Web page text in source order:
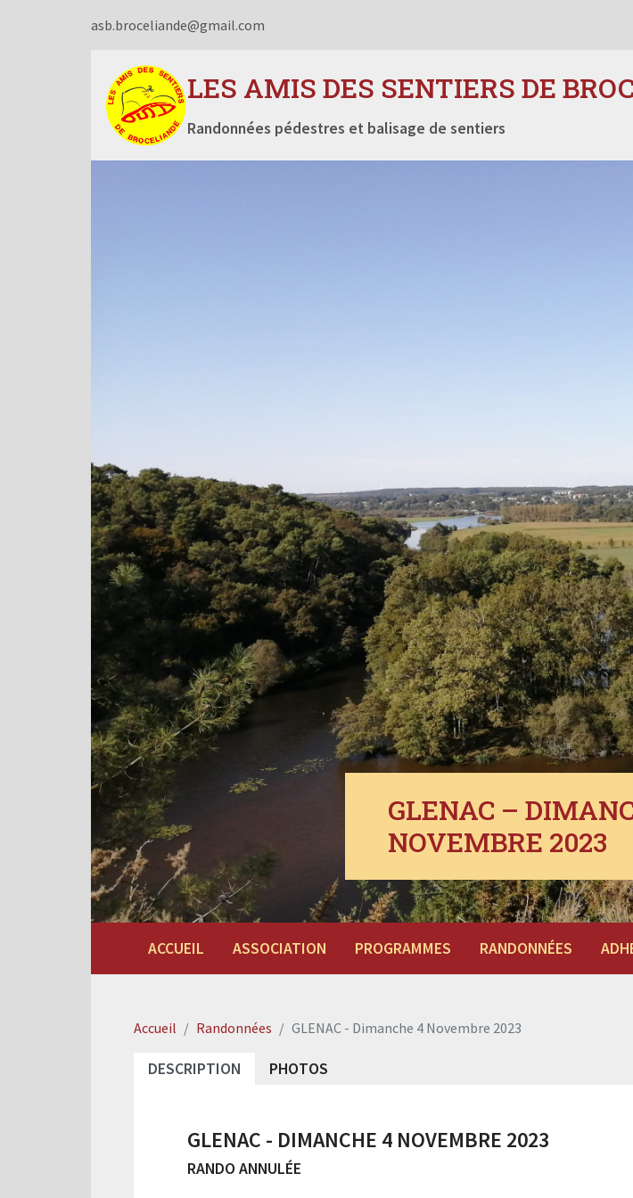
asb.broceliande@gmail.com
LES AMIS DES SENTIERS DE
Randonnées pédestres et balisage de sentiers
GLENAC –
NOVEMBRE 2023
ACCUEIL ASSOCIATION PROGRAMMES RANDONNÉES
Accueil Randonnées GLENAC - Dimanche 4 Novembre 2023
DESCRIPTION PHOTOS
GLENAC - DIMANCHE 4 NOVEMBRE 2023
RANDO ANNULÉE